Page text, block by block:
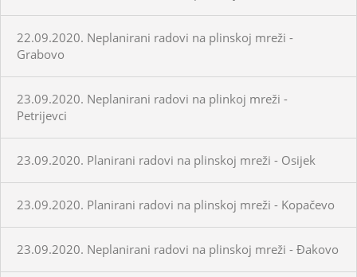
22.09.2020. Neplanirani radovi na plinskoj mreži -
Grabovo
23.09.2020. Neplanirani radovi na plinkoj mreži -
Petrijevci
23.09.2020. Planirani radovi na plinskoj mreži - Osijek
23.09.2020. Planirani radovi na plinskoj mreži - Kopačevo
23.09.2020. Neplanirani radovi na plinskoj mreži - Đakovo